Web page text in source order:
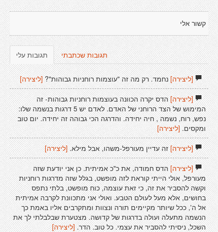
קשור אלי
תגובות עלי תגובות שכתבתי
[ליצירה]נחמד. רק מה זה "עוצמות רוחניות גבוהות"? [ליצירה]
[ליצירה]הדס יקרה הכוונה בעוצמות רוחניות גבוהות- זה
המימוש של הצד הרוחני של האדם. לאדם יש 5 דרגות בנשמה שלו:
נפש, רוח, נשמה , חיה יחידה. והדרגה הכי גבוהה זה יחידה. יום טוב
ומקסים. [ליצירה]
[ליצירה]זה עדיין מעורפל-משהו, אבל מילא. [ליצירה]
[ליצירה]הדס חמודה, את כ"כ אמיתית. כן אני יודעת שזה
מעורפל, אולי הייתי קוראת לזה מופשט, בגלל שזה מדרגות רוחניות
וקשה להסביר את זה, כי זאת עוצמה, כוח מופשט, בלתי נתפס
בחושים, אלא מעל לעולם הטבע. ואולי אני מתכוונת לקרבה אמיתית
אל ה', ככל שיותר מקיימים תורה ונצוות ומתקרבים אליו באמת כך
הנשמה מתעלה ועולה בדרגות של קדושה. מצטערת שבלבלתי לך את
השכל, ניסיתי להסביר את עצמי. כל טוב. הדר. [ליצירה]